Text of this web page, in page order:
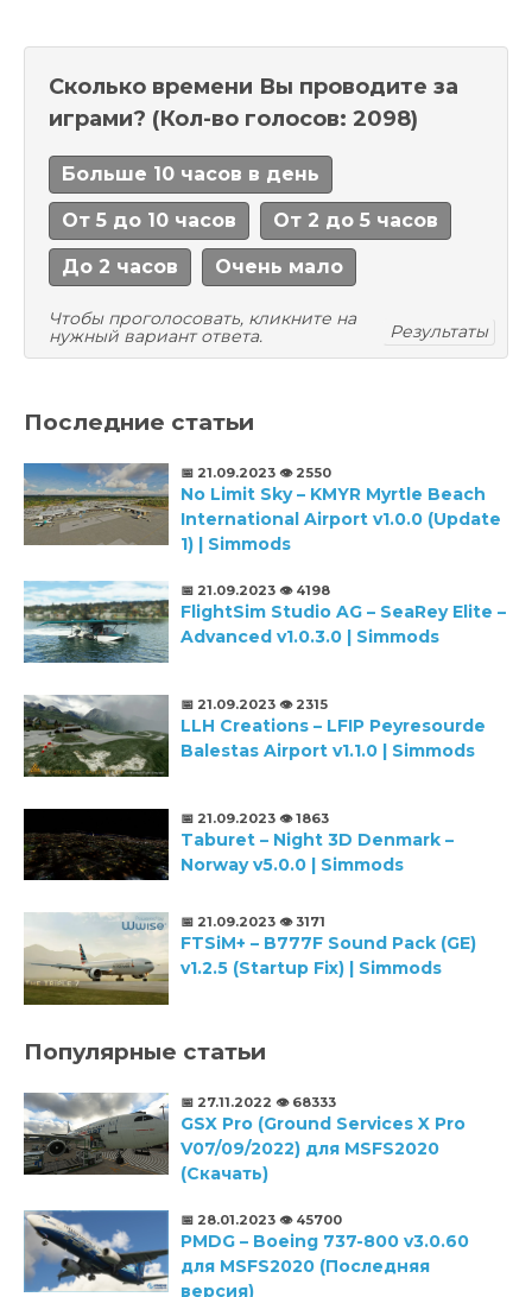
Сколько времени Вы проводите за
играми? (Кол-во голосов: 2098)
Больше 10 часов в день
От 5 до 10 часов От 2 до 5 часов
До 2 часов Очень мало
Чтобы проголосовать, кликните на
нужный вариант ответа.
Результаты
Последние статьи
📅 21.09.2023 👁️ 2550
No Limit Sky – KMYR Myrtle Beach
International Airport v1.0.0 (Update
1) | Simmods
📅 21.09.2023 👁️ 4198
FlightSim Studio AG – SeaRey Elite –
Advanced v1.0.3.0 | Simmods
📅 21.09.2023 👁️ 2315
LLH Creations – LFIP Peyresourde
Balestas Airport v1.1.0 | Simmods
📅 21.09.2023 👁️ 1863
Taburet – Night 3D Denmark –
Norway v5.0.0 | Simmods
📅 21.09.2023 👁️ 3171
FTSiM+ – B777F Sound Pack (GE)
v1.2.5 (Startup Fix) | Simmods
Популярные статьи
📅 27.11.2022 👁️ 68333
GSX Pro (Ground Services X Pro
V07/09/2022) для MSFS2020
(Скачать)
📅 28.01.2023 👁️ 45700
PMDG – Boeing 737-800 v3.0.60
для MSFS2020 (Последняя
версия)